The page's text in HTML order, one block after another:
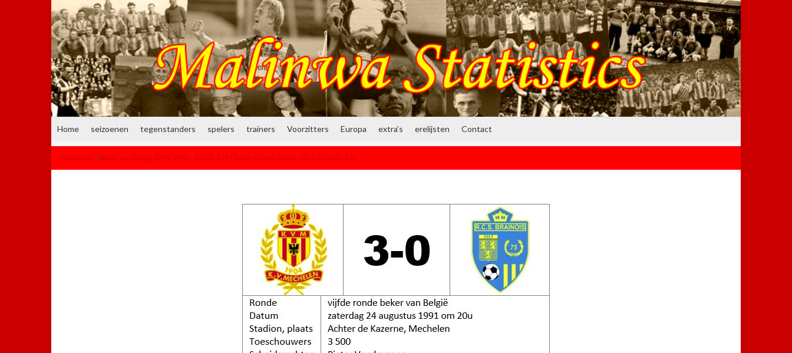
Home seizoenen tegenstanders spelers trainers Voorzitters Europa extra’s erelijsten Contact
seizoenen > beker van België 1991-1992 > 24-08-1991 beker KV Mechelen – RCS Brainois 3-0